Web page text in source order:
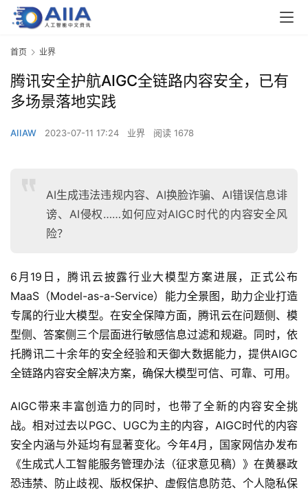
首页 业界
腾讯安全护航AIGC全链路内容安全，已有
多场景落地实践
AIIAW 2023-07-11 17:24 业界 阅读 1678
AI生成违法违规内容、AI换脸诈骗、AI错误信息诽
谤、AI侵权……如何应对AIGC时代的内容安全风
险？
6月19日，腾讯云披露行业大模型方案进展，正式公布
MaaS（Model-as-a-Service）能力全景图，助力企业打造
专属的行业大模型。在安全保障方面，腾讯云在问题侧、模
型侧、答案侧三个层面进行敏感信息过滤和规避。同时，依
托腾讯二十余年的安全经验和天御大数据能力，提供AIGC
全链路内容安全解决方案，确保大模型可信、可靠、可用。
AIGC带来丰富创造力的同时，也带了全新的内容安全挑
战。相对过去以PGC、UGC为主的内容，AIGC时代的内容
安全内涵与外延均有显著变化。今年4月，国家网信办发布
《生成式人工智能服务管理办法（征求意见稿）》在黄暴政
恐违禁、防止歧视、版权保护、虚假信息防范、个人隐私保